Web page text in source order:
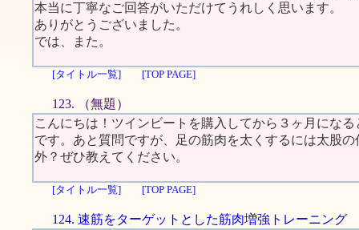
本当に丁寧なご回答がいただけてうれしく思います。
ありがとうございました。
では、また。
[タイトル一覧] [TOP PAGE]
123. （無題）
こんにちは！ツインビートを購入してから３ヶ月にな
です。あと質問ですが、足の筋肉を太くするには太股
外？ぜひ教えてください。
[タイトル一覧] [TOP PAGE]
124. 速筋をターゲットとした筋肉増強トレーニング